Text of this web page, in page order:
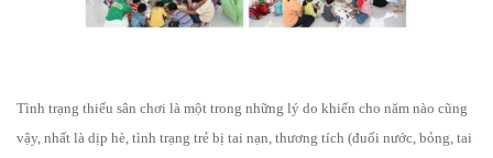
Tình trạng thiếu sân chơi là một trong những lý do khiến cho năm nào cũng
vậy, nhất là dịp hè, tình trạng trẻ bị tai nạn, thương tích (đuối nước, bỏng, tai